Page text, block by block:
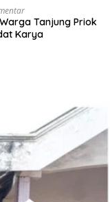
Tanjung Priok
Karya